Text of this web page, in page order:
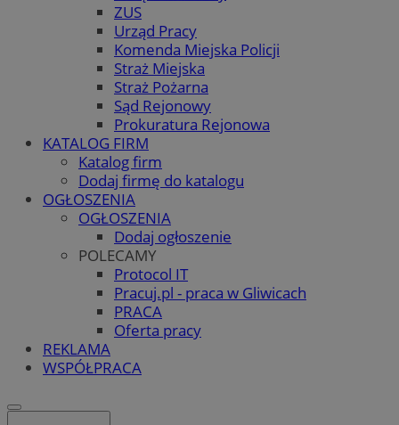
ZUS
Urząd Pracy
Komenda Miejska Policji
Straż Miejska
Straż Pożarna
Sąd Rejonowy
Prokuratura Rejonowa
KATALOG FIRM
Katalog firm
Dodaj firmę do katalogu
OGŁOSZENIA
OGŁOSZENIA
Dodaj ogłoszenie
POLECAMY
Protocol IT
Pracuj.pl - praca w Gliwicach
PRACA
Oferta pracy
REKLAMA
WSPÓŁPRACA